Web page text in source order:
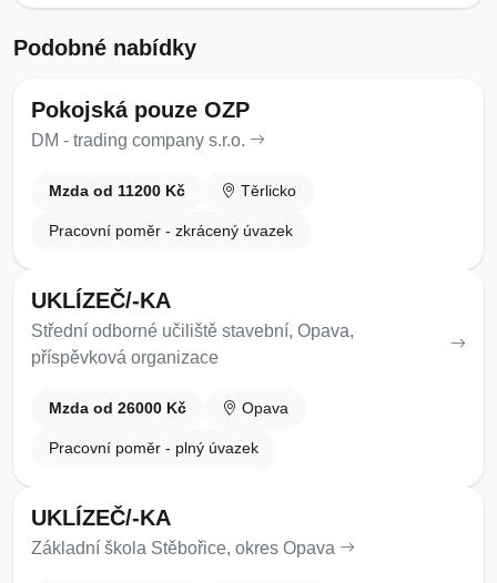
Podobné nabídky
Pokojská pouze OZP
DM - trading company s.r.o.
Mzda od 11200 Kč Těrlicko
Pracovní poměr - zkrácený úvazek
UKLÍZEČ/-KA
Střední odborné učiliště stavební, Opava,
příspěvková organizace
Mzda od 26000 Kč Opava
Pracovní poměr - plný úvazek
UKLÍZEČ/-KA
Základní škola Stěbořice, okres Opava